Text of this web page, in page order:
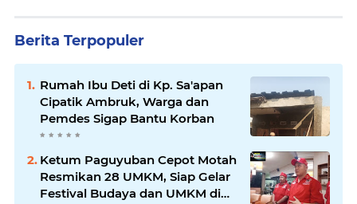
Berita Terpopuler
Rumah Ibu Deti di Kp. Sa'apan
Cipatik Ambruk, Warga dan
Pemdes Sigap Bantu Korban
Ketum Paguyuban Cepot Motah
Resmikan 28 UMKM, Siap Gelar
Festival Budaya dan UMKM di